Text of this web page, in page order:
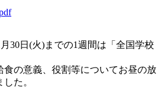
30日(火)までの1週間は「全国学校
食の意義、役割等についてお昼の放
た。